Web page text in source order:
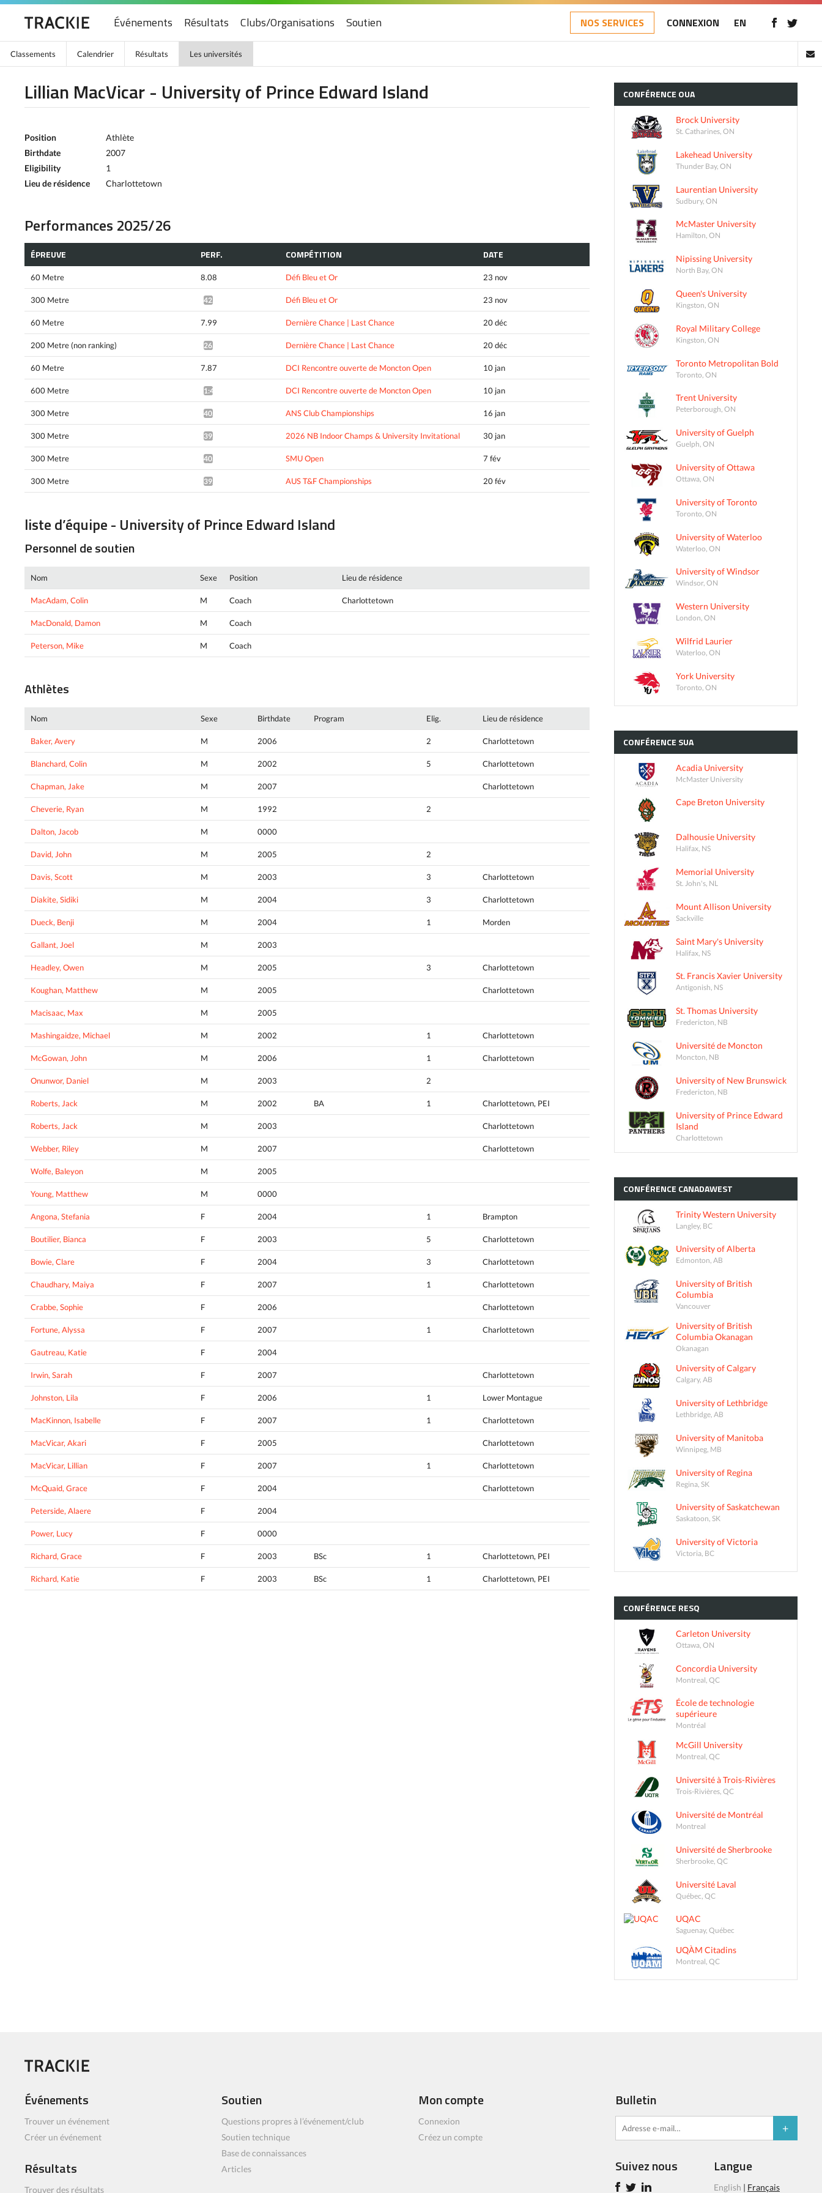
Événements Résultats Clubs/Organisations Soutien NOS SERVICES CONNEXION EN
Classements Calendrier Résultats Les universités
Lillian MacVicar - University of Prince Edward Island
Position
Athlète
Birthdate
2007
Eligibility
1
Lieu de résidence
Charlottetown
Performances 2025/26
ÉPREUVE PERF. COMPÉTITION DATE
60 Metre 8.08 Défi Bleu et Or 23 nov
300 Metre 42.14* Défi Bleu et Or 23 nov
60 Metre 7.99 Dernière Chance | Last Chance 20 déc
200 Metre (non ranking) 26.18^ Dernière Chance | Last Chance 20 déc
60 Metre 7.87 DCI Rencontre ouverte de Moncton Open 10 jan
600 Metre 1:43.34* DCI Rencontre ouverte de Moncton Open 10 jan
300 Metre 40.28* ANS Club Championships 16 jan
300 Metre 39.93* 2026 NB Indoor Champs & University Invitational 30 jan
300 Metre 40.03* SMU Open 7 fév
300 Metre 39.71* AUS T&F Championships 20 fév
liste d’équipe - University of Prince Edward Island
Personnel de soutien
Nom Sexe Position Lieu de résidence
MacAdam, Colin M Coach Charlottetown
MacDonald, Damon M Coach
Peterson, Mike M Coach
Athlètes
Nom Sexe Birthdate Program Elig. Lieu de résidence
Baker, Avery M 2006 2 Charlottetown
Blanchard, Colin M 2002 5 Charlottetown
Chapman, Jake M 2007 Charlottetown
Cheverie, Ryan M 1992 2
Dalton, Jacob M 0000
David, John M 2005 2
Davis, Scott M 2003 3 Charlottetown
Diakite, Sidiki M 2004 3 Charlottetown
Dueck, Benji M 2004 1 Morden
Gallant, Joel M 2003
Headley, Owen M 2005 3 Charlottetown
Koughan, Matthew M 2005 Charlottetown
Macisaac, Max M 2005
Mashingaidze, Michael M 2002 1 Charlottetown
McGowan, John M 2006 1 Charlottetown
Onunwor, Daniel M 2003 2
Roberts, Jack M 2002 BA 1 Charlottetown, PEI
Roberts, Jack M 2003 Charlottetown
Webber, Riley M 2007 Charlottetown
Wolfe, Baleyon M 2005
Young, Matthew M 0000
Angona, Stefania F 2004 1 Brampton
Boutilier, Bianca F 2003 5 Charlottetown
Bowie, Clare F 2004 3 Charlottetown
Chaudhary, Maiya F 2007 1 Charlottetown
Crabbe, Sophie F 2006 Charlottetown
Fortune, Alyssa F 2007 1 Charlottetown
Gautreau, Katie F 2004
Irwin, Sarah F 2007 Charlottetown
Johnston, Lila F 2006 1 Lower Montague
MacKinnon, Isabelle F 2007 1 Charlottetown
MacVicar, Akari F 2005 Charlottetown
MacVicar, Lillian F 2007 1 Charlottetown
McQuaid, Grace F 2004 Charlottetown
Peterside, Alaere F 2004
Power, Lucy F 0000
Richard, Grace F 2003 BSc 1 Charlottetown, PEI
Richard, Katie F 2003 BSc 1 Charlottetown, PEI
CONFÉRENCE OUA
Brock University
St. Catharines, ON
Lakehead University
Thunder Bay, ON
Laurentian University
Sudbury, ON
McMaster University
Hamilton, ON
Nipissing University
North Bay, ON
Queen's University
Kingston, ON
Royal Military College
Kingston, ON
Toronto Metropolitan Bold
Toronto, ON
Trent University
Peterborough, ON
University of Guelph
Guelph, ON
University of Ottawa
Ottawa, ON
University of Toronto
Toronto, ON
University of Waterloo
Waterloo, ON
University of Windsor
Windsor, ON
Western University
London, ON
Wilfrid Laurier
Waterloo, ON
York University
Toronto, ON
CONFÉRENCE SUA
Acadia University
McMaster University
Cape Breton University
Dalhousie University
Halifax, NS
Memorial University
St. John's, NL
Mount Allison University
Sackville
Saint Mary's University
Halifax, NS
St. Francis Xavier University
Antigonish, NS
St. Thomas University
Fredericton, NB
Université de Moncton
Moncton, NB
University of New Brunswick
Fredericton, NB
University of Prince Edward
Island
Charlottetown
CONFÉRENCE CANADAWEST
Trinity Western University
Langley, BC
University of Alberta
Edmonton, AB
University of British
Columbia
Vancouver
University of British
Columbia Okanagan
Okanagan
University of Calgary
Calgary, AB
University of Lethbridge
Lethbridge, AB
University of Manitoba
Winnipeg, MB
University of Regina
Regina, SK
University of Saskatchewan
Saskatoon, SK
University of Victoria
Victoria, BC
CONFÉRENCE RESQ
Carleton University
Ottawa, ON
Concordia University
Montreal, QC
École de technologie
supérieure
Montréal
McGill University
Montreal, QC
Université à Trois-Rivières
Trois-Rivières, QC
Université de Montréal
Montreal
Université de Sherbrooke
Sherbrooke, QC
Université Laval
Québec, QC
UQAC
Saguenay, Québec
UQÀM Citadins
Montreal, QC
Événements
Trouver un événement
Créer un événement
Résultats
Trouver des résultats
Soutien
Questions propres à l’événement/club
Soutien technique
Base de connaissances
Articles
Mon compte
Connexion
Créez un compte
Bulletin
Suivez nous Langue
English | Français